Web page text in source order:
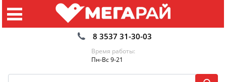
8 3537 31-30-03
Время работы:
Пн-Вс 9-21